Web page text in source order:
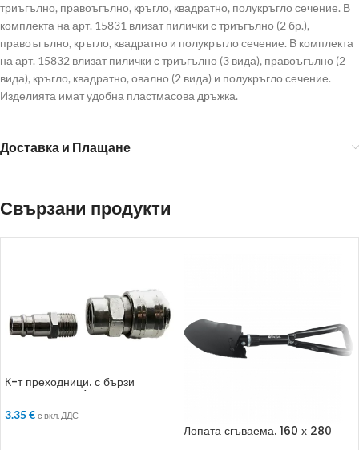
триъгълно, правоъгълно, кръгло, квадратно, полукръгло сечение. В
комплекта на арт. 15831 влизат пилички с триъгълно (2 бр.),
правоъгълно, кръгло, квадратно и полукръгло сечение. В комплекта
на арт. 15832 влизат пилички с триъгълно (3 вида), правоъгълно (2
вида), кръгло, квадратно, овално (2 вида) и полукръгло сечение.
Изделията имат удобна пластмасова дръжка.
Доставка и Плащане
Свързани продукти
К-т преходници. с бързи
3.35€ с вкл. ДДС
Лопата сгъваема. 160 х 280